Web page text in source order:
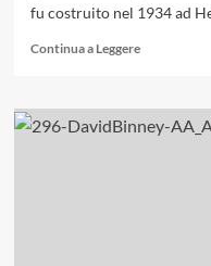
fu costruito nel 1934 ad
Continua a LeggereLeggi
su
Dischi